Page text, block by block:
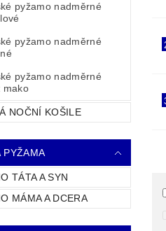
pyžamo nadměrné
pyžamo nadměrné
pyžamo nadměrné
mako
NOČNÍ KOŠILE
PYŽAMA
TÁTA A SYN
MÁMA A DCERA